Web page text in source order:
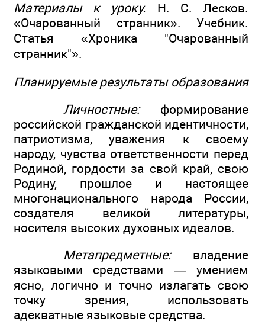
Материалы к уроку. Н. С. Лесков.
«Очарованный странник». Учебник.
Статья «Хроника "Очарованный
странник"».
Планируемые результаты образования
Личностные:формирование
российской гражданской идентичности,
патриотизма, уважения к своему
народу, чувства ответственности перед
Родиной, гордости за свой край, свою
Родину, прошлое и настоящее
многонационального народа России,
создателя великой литературы,
носителя высоких духовных идеалов.
Метапредметные:владение
языковыми средствами — умением
ясно, логично и точно излагать свою
точку зрения, использовать
адекватные языковые средства.